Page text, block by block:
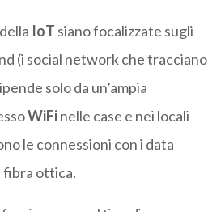
IoT siano focalizzate sugli
(i social network che tracciano
solo da un’ampia
WiFinelle case e nei locali
le connessioni con i data
fibra ottica.